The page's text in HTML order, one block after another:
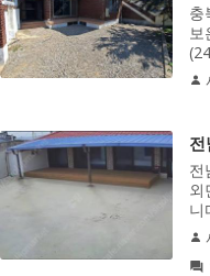
충
보
전
외
니